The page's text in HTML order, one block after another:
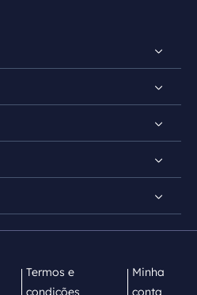
Termos e
condições
Minha
conta